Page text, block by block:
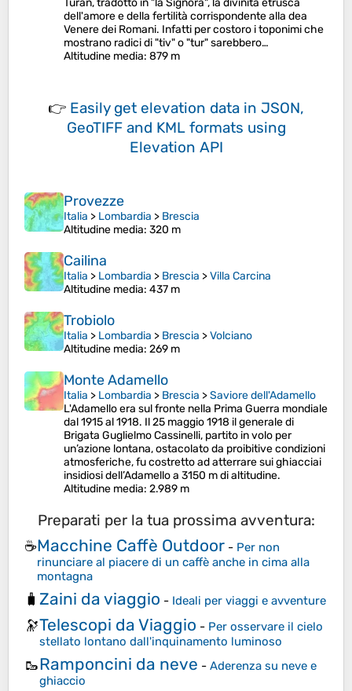
Turan, tradotto in "la Signora", la divinità etrusca
dell'amore e della fertilità corrispondente alla dea
Venere dei Romani. Infatti per costoro i toponimi che
mostrano radici di "tiv" o "tur" sarebbero…
Altitudine media: 879 m
👉 Easily get elevation data in JSON,
GeoTIFF and KML formats using
Elevation API
Provezze
Italia > Lombardia > Brescia
Altitudine media: 320 m
Cailina
Italia > Lombardia > Brescia >Villa Carcina
Altitudine media: 437 m
Trobiolo
Italia > Lombardia > Brescia >Volciano
Altitudine media: 269 m
Monte Adamello
Italia > Lombardia > Brescia >Saviore dell'Adamello
L'Adamello era sul fronte nella Prima Guerra mondiale
dal 1915 al 1918. Il 25 maggio 1918 il generale di
Brigata Guglielmo Cassinelli, partito in volo per
un’azione lontana, ostacolato da proibitive condizioni
atmosferiche, fu costretto ad atterrare sui ghiacciai
insidiosi dell’Adamello a 3150 m di altitudine.
Altitudine media: 2.989 m
Preparati per la tua prossima avventura:
☕Macchine Caffè Outdoor - Per non
rinunciare al piacere di un caffè anche in cima alla
montagna
🧳 Zaini da viaggio - Ideali per viaggi e avventure
🔭Telescopi da Viaggio - Per osservare il cielo
stellato lontano dall'inquinamento luminoso
🥾Ramponcini da neve - Aderenza su neve e
ghiaccio